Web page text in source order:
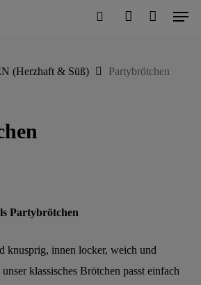
Menu
(Herzhaft & Süß) Partybrötchen
Partybrötchen
knusprig, innen locker, weich und
klassisches Brötchen passt einfach